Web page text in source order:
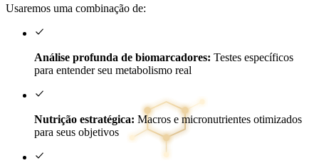
Usaremos uma combinação de:
Análise profunda de biomarcadores: Testes específicos
para entender seu metabolismo real
Nutrição estratégica: Macros e micronutrientes otimizados
para seus objetivos